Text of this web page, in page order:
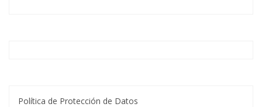
Política de Protección de Datos